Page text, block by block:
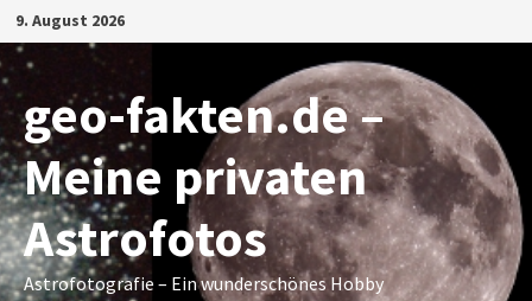
Zum
Inhalt
springen
9. August 2026
geo-fakten.de –
Meine privaten
Astrofotos
Astrofotografie – Ein wunderschönes Hobby